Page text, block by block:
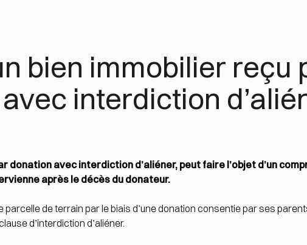
bien immobilier reçu
interdiction
donation avec interdiction d’aliéner, peut faire l’objet d’un
après le décès du donateur.
parcelle de terrain par le biais d’une donation consentie par ses
d’interdiction d’aliéner.